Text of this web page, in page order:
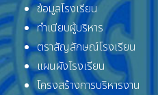
ข้อมูลโรงเรียน
ทำเนียบผู้บริหาร
ตราสัญลักษณ์โรงเรียน
แผนผังโรงเรียน
โครงสร้างการบริหารงาน